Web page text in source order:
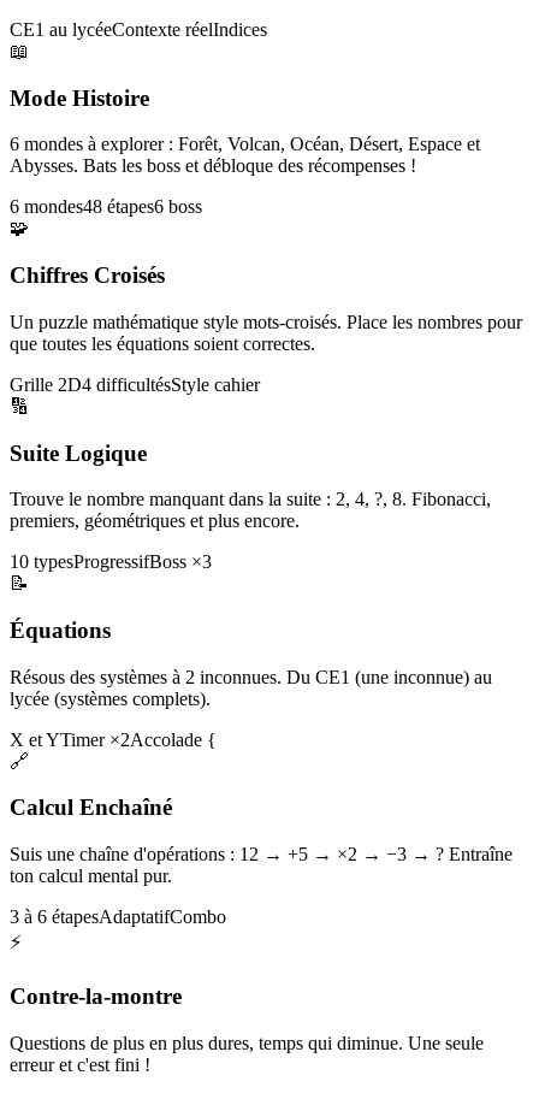
CE1 au lycéeContexte réelIndices
📖
Mode Histoire
6 mondes à explorer : Forêt, Volcan, Océan, Désert, Espace et
Abysses. Bats les boss et débloque des récompenses !
6 mondes48 étapes6 boss
🧩
Chiffres Croisés
Un puzzle mathématique style mots-croisés. Place les nombres pour
que toutes les équations soient correctes.
Grille 2D4 difficultésStyle cahier
🔢
Suite Logique
Trouve le nombre manquant dans la suite : 2, 4, ?, 8. Fibonacci,
premiers, géométriques et plus encore.
10 typesProgressifBoss ×3
📝
Équations
Résous des systèmes à 2 inconnues. Du CE1 (une inconnue) au
lycée (systèmes complets).
X et YTimer ×2Accolade {
🔗
Calcul Enchaîné
Suis une chaîne d'opérations : 12 → +5 → ×2 → −3 → ? Entraîne
ton calcul mental pur.
3 à 6 étapesAdaptatifCombo
⚡
Contre-la-montre
Questions de plus en plus dures, temps qui diminue. Une seule
erreur et c'est fini !